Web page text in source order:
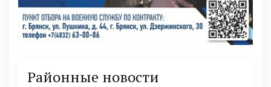
Районные новости